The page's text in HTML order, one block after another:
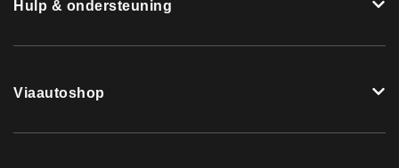
Hulp & ondersteuning
Viaautoshop